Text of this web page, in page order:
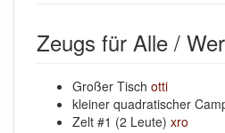
Zeugs für Alle /
Großer Tisch otti
kleiner quadratischer
Zelt #1 (2 Leute) xro